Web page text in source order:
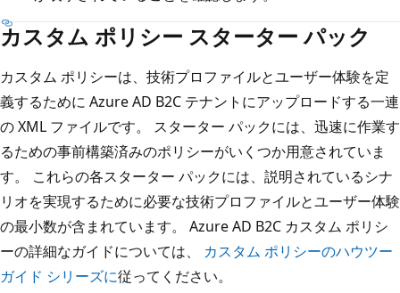
カスタム ポリシー スターター パック
カスタム ポリシーは、技術プロファイルとユーザー体験を定
義するために Azure AD B2C テナントにアップロードする一連
の XML ファイルです。 スターター パックには、迅速に作業す
るための事前構築済みのポリシーがいくつか用意されていま
す。 これらの各スターター パックには、説明されているシナ
リオを実現するために必要な技術プロファイルとユーザー体験
の最小数が含まれています。 Azure AD B2C カスタム ポリシ
ーの詳細なガイドについては、 カスタム ポリシーのハウツー
ガイド シリーズに従ってください。